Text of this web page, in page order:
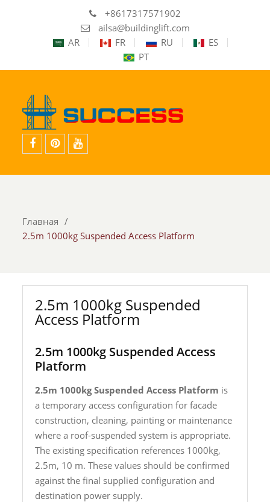
+8617317571902
ailsa@buildinglift.com
AR
FR RU
ES
PT
Главная
2.5m 1000kg Suspended Access Platform
2.5m 1000kg Suspended
Access Platform
2.5m 1000kg Suspended Access
Platform
2.5m 1000kg Suspended Access Platform is
a temporary access configuration for facade
construction, cleaning, painting or maintenance
where a roof-suspended system is appropriate.
The existing specification references 1000kg,
2.5m, 10 m. These values should be confirmed
against the final supplied configuration and
destination power supply.